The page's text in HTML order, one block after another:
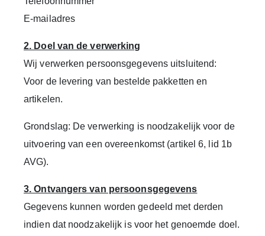
E-mailadres
2. Doel van de verwerking
Wij verwerken persoonsgegevens uitsluitend:
Voor de levering van bestelde pakketten en
artikelen.
Grondslag: De verwerking is noodzakelijk voor de
uitvoering van een overeenkomst (artikel 6, lid 1b
AVG).
3. Ontvangers van persoonsgegevens
Gegevens kunnen worden gedeeld met derden
indien dat noodzakelijk is voor het genoemde doel.